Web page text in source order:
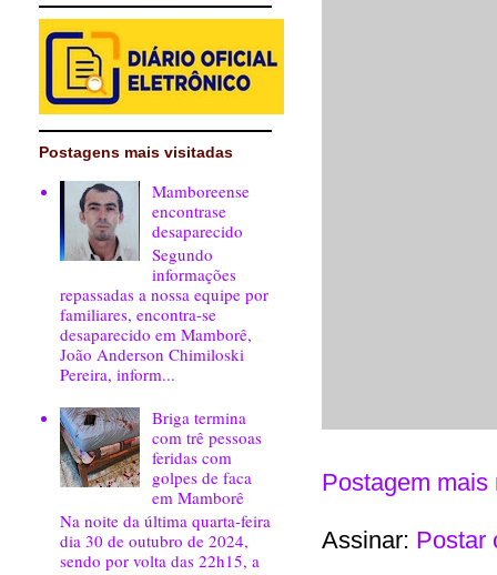
Postagem mais
Assinar: Postar
Postagens mais visitadas
Mamboreense
encontrase
desaparecido
Segundo
informações
repassadas a nossa equipe por
familiares, encontra-se
desaparecido em Mamborê,
João Anderson Chimiloski
Pereira, inform...
Briga termina
com trê pessoas
feridas com
golpes de faca
em Mamborê
Na noite da última quarta-feira
dia 30 de outubro de 2024,
sendo por volta das 22h15, a